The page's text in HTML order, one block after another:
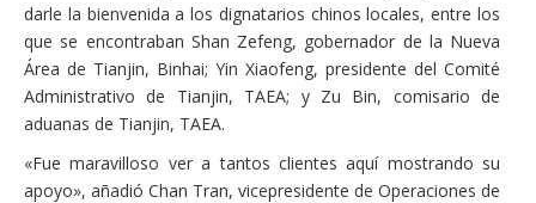
darle la bienvenida a los dignatarios chinos locales, entre los
que se encontraban Shan Zefeng, gobernador de la Nueva
Área de Tianjin, Binhai; Yin Xiaofeng, presidente del Comité
Administrativo de Tianjin, TAEA; y Zu Bin, comisario de
aduanas de Tianjin, TAEA.
«Fue maravilloso ver a tantos clientes aquí mostrando su
apoyo», añadió Chan Tran, vicepresidente de Operaciones de